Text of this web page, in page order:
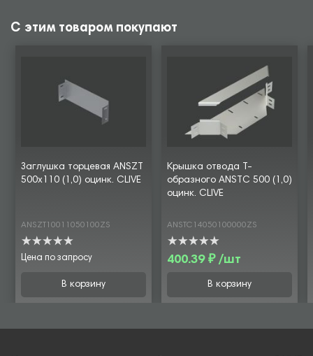
С этим товаром покупают
Заглушка торцевая ANSZT
500х110 (1,0) оцинк. CLIVE
ANSZT10011050100ZS
Цена по запросу
В корзину
Крышка отвода Т-
образного ANSTC 500 (1,0)
оцинк. CLIVE
ANSTC14050100000ZS
400.39 ₽ /шт
В корзину